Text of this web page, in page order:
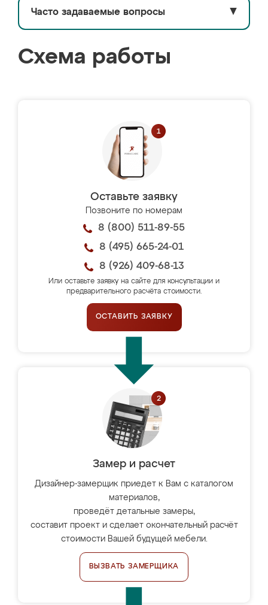
Часто задаваемые вопросы ▼
Схема работы
Оставьте заявку
Позвоните по номерам
8 (800) 511-89-55
8 (495) 665-24-01
8 (926) 409-68-13
Или оставьте заявку на сайте для консультации и
предварительного расчёта стоимости.
ОСТАВИТЬ ЗАЯВКУ
Замер и расчет
Дизайнер-замерщик приедет к Вам с каталогом
материалов,
проведёт детальные замеры,
составит проект и сделает окончательный расчёт
стоимости Вашей будущей мебели.
ВЫЗВАТЬ ЗАМЕРЩИКА